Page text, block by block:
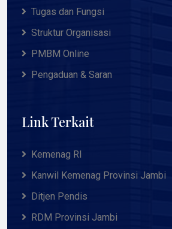
Tugas dan Fungsi
Struktur Organisasi
PMBM Online
Pengaduan & Saran
Link Terkait
Kemenag RI
Kanwil Kemenag Provinsi Jambi
Ditjen Pendis
RDM Provinsi Jambi